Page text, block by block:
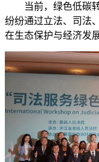
当前，绿色低碳转
纷纷通过立法、司法
在生态保护与经济发